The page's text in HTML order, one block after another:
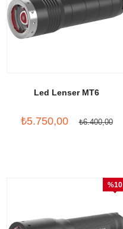
Led Lenser MT6
₺5.750,00 ₺6.400,00
%10